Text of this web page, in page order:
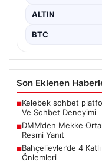
ALTIN
BTC
Son Eklenen
■Kelebek sohbet
Ve Sohbet Deneyimi
■DMM’den Mekke
Resmi Yanıt
■Bahçelievler’de 4
Önlemleri